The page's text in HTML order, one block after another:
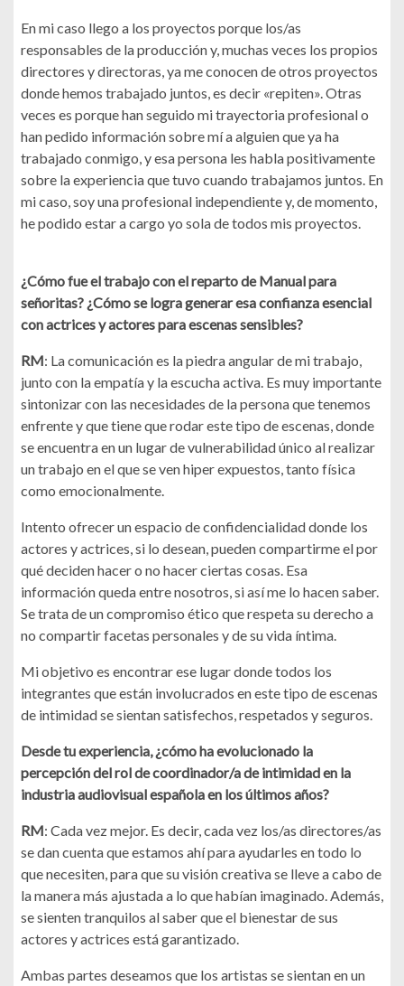
En mi caso llego a los proyectos porque los/as
responsables de la producción y, muchas veces los propios
directores y directoras, ya me conocen de otros proyectos
donde hemos trabajado juntos, es decir «repiten». Otras
veces es porque han seguido mi trayectoria profesional o
han pedido información sobre mí a alguien que ya ha
trabajado conmigo, y esa persona les habla positivamente
sobre la experiencia que tuvo cuando trabajamos juntos. En
mi caso, soy una profesional independiente y, de momento,
he podido estar a cargo yo sola de todos mis proyectos.
¿Cómo fue el trabajo con el reparto de Manual para
señoritas? ¿Cómo se logra generar esa confianza esencial
con actrices y actores para escenas sensibles?
RM: La comunicación es la piedra angular de mi trabajo,
junto con la empatía y la escucha activa. Es muy importante
sintonizar con las necesidades de la persona que tenemos
enfrente y que tiene que rodar este tipo de escenas, donde
se encuentra en un lugar de vulnerabilidad único al realizar
un trabajo en el que se ven hiper expuestos, tanto física
como emocionalmente.
Intento ofrecer un espacio de confidencialidad donde los
actores y actrices, si lo desean, pueden compartirme el por
qué deciden hacer o no hacer ciertas cosas. Esa
información queda entre nosotros, si así me lo hacen saber.
Se trata de un compromiso ético que respeta su derecho a
no compartir facetas personales y de su vida íntima.
Mi objetivo es encontrar ese lugar donde todos los
integrantes que están involucrados en este tipo de escenas
de intimidad se sientan satisfechos, respetados y seguros.
Desde tu experiencia, ¿cómo ha evolucionado la
percepción del rol de coordinador/a de intimidad en la
industria audiovisual española en los últimos años?
RM: Cada vez mejor. Es decir, cada vez los/as directores/as
se dan cuenta que estamos ahí para ayudarles en todo lo
que necesiten, para que su visión creativa se lleve a cabo de
la manera más ajustada a lo que habían imaginado. Además,
se sienten tranquilos al saber que el bienestar de sus
actores y actrices está garantizado.
Ambas partes deseamos que los artistas se sientan en un